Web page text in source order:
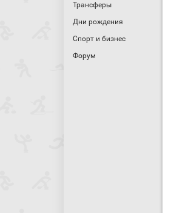
Трансферы
Дни рождения
Спорт и бизнес
Форум